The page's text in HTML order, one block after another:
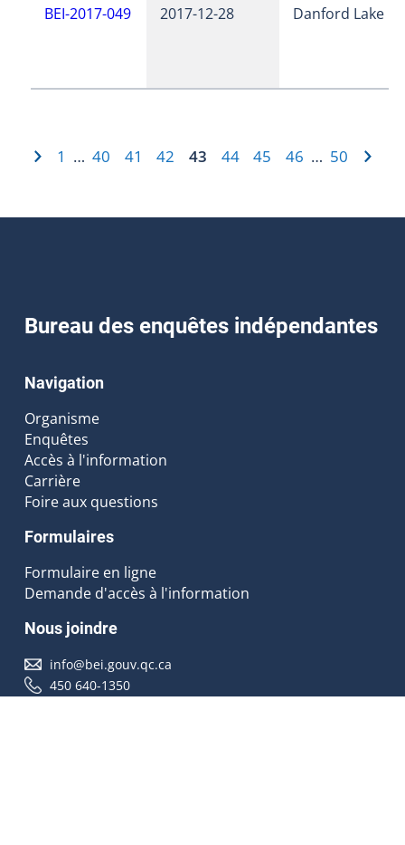
BEI-2017-049 2017-12-28 Danford Lake
1 … 40 41 42 43 44 45 46 … 50
Bureau des enquêtes indépendantes
Navigation
Organisme
Enquêtes
Accès à l'information
Carrière
Foire aux questions
Formulaires
Formulaire en ligne
Demande d'accès à l'information
Nous joindre
info@bei.gouv.qc.ca
450 640-1350